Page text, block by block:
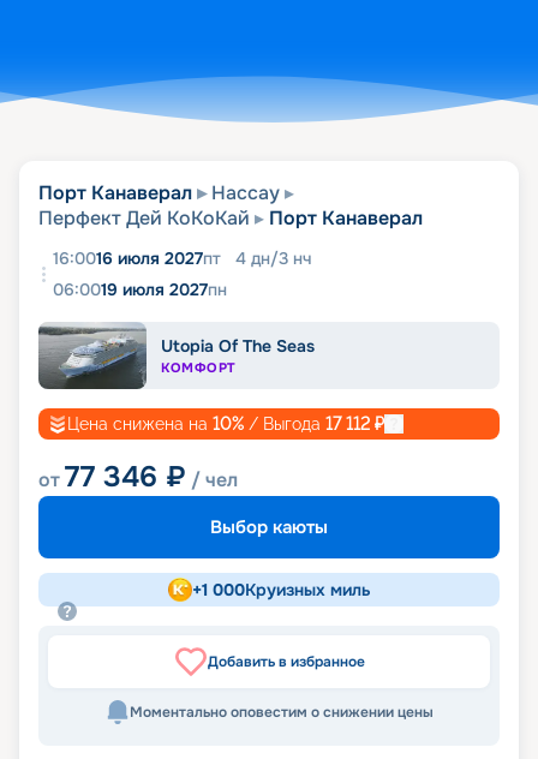
Порт Канаверал
Нассау
Перфект Дей КоКоКай
Порт Канаверал
16:0016 июля 2027пт 4 дн/3 нч
06:0019 июля 2027пн
Utopia Of The Seas
КОМФОРТ
Цена снижена на 10% / Выгода 17 112 ₽
от77 346 ₽ / чел
Выбор каюты
+1 000Круизных миль
Добавить в избранное
Моментально оповестим о снижении цены